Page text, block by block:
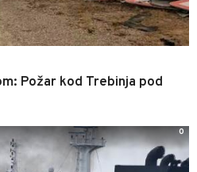
Požar kod Trebinja pod
0